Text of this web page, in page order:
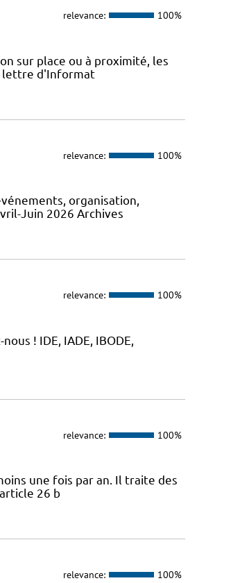
relevance: 100%
sur place ou à proximité, les
lettre d'Informat
relevance: 100%
organisation,
Juin 2026 Archives
relevance: 100%
! IDE, IADE, IBODE,
relevance: 100%
une fois par an. Il traite des
26 b
relevance: 100%